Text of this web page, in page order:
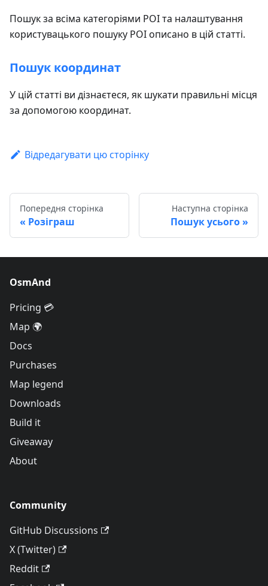
Пошук за всіма категоріями POI та налаштування
користувацького пошуку POI описано в цій статті.
Пошук координат
У цій статті ви дізнаєтеся, як шукати правильні місця
за допомогою координат.
Відредагувати цю сторінку
Попередня сторінка
Розіграш
Наступна сторінка
Пошук усього
OsmAnd
Pricing 💳
Map 🌍
Docs
Purchases
Map legend
Downloads
Build it
Giveaway
About
Community
GitHub Discussions
X (Twitter)
Reddit